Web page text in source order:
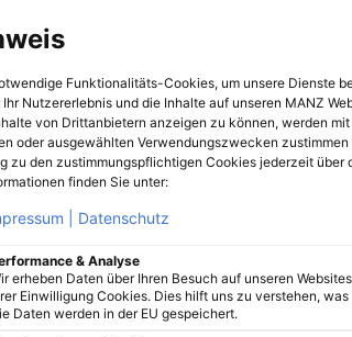
Funktionalitäts-Cookies, um unsere Dienste
Nutzererlebnis und die Inhalte auf unseren MANZ
von Drittanbietern anzeigen zu können, werden
oder ausgewählten Verwendungszwecken
zu den zustimmungspflichtigen Cookies jederzeit über
finden Sie unter:
| Datenschutz
& Analyse
erheben Daten über Ihren Besuch auf unseren
Einwilligung Cookies. Dies hilft uns zu verstehen,
Daten werden in der EU gespeichert.